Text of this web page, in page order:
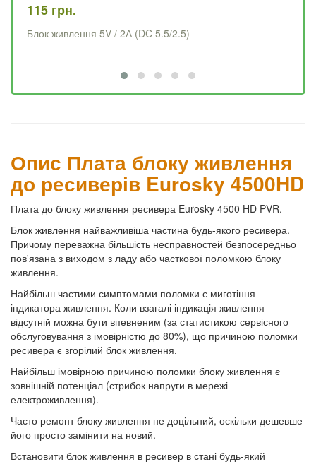
115 грн.
Блок живлення 5V / 2А (DC 5.5/2.5)
Опис Плата блоку живлення
до ресиверів Eurosky 4500HD
Плата до блоку живлення ресивера Eurosky 4500 HD PVR.
Блок живлення найважливіша частина будь-якого ресивера.
Причому переважна більшість несправностей безпосередньо
пов'язана з виходом з ладу або часткової поломкою блоку
живлення.
Найбільш частими симптомами поломки є миготіння
індикатора живлення. Коли взагалі індикація живлення
відсутній можна бути впевненим (за статистикою сервісного
обслуговування з імовірністю до 80%), що причиною поломки
ресивера є згорілий блок живлення.
Найбільш імовірною причиною поломки блоку живлення є
зовнішній потенціал (стрибок напруги в мережі
електроживлення).
Часто ремонт блоку живлення не доцільний, оскільки дешевше
його просто замінити на новий.
Встановити блок живлення в ресивер в стані будь-який